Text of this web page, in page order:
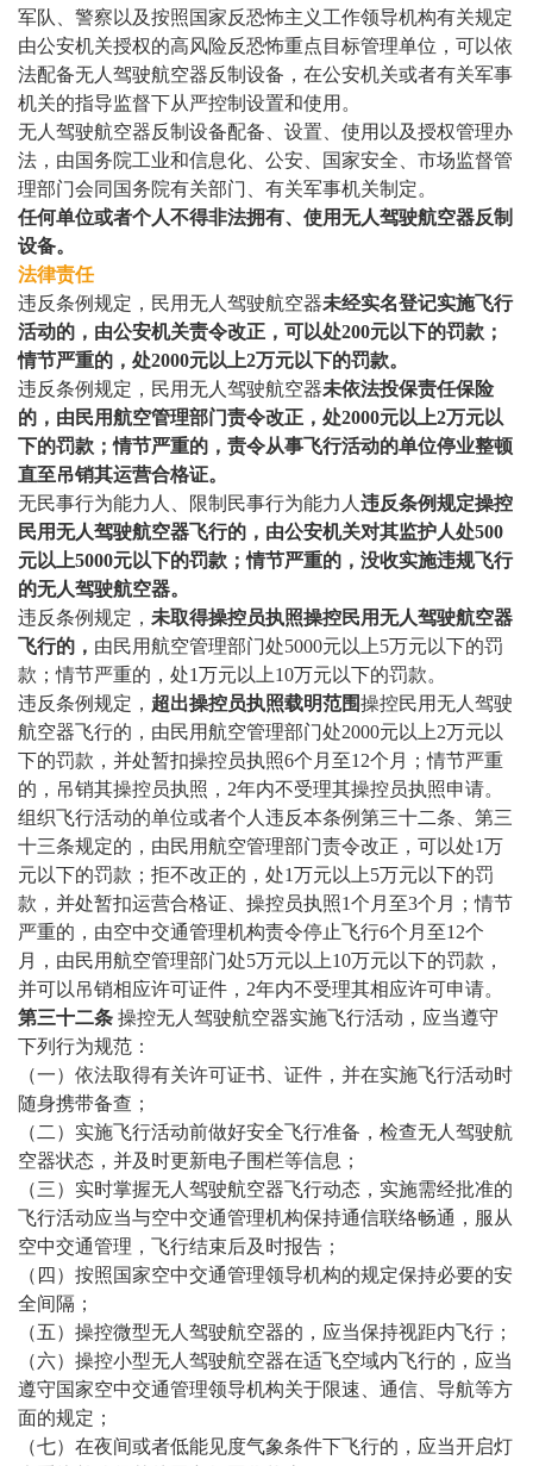
军队、警察以及按照国家反恐怖主义工作领导机构有关规定
由公安机关授权的高风险反恐怖重点目标管理单位，可以依
法配备无人驾驶航空器反制设备，在公安机关或者有关军事
机关的指导监督下从严控制设置和使用。
无人驾驶航空器反制设备配备、设置、使用以及授权管理办
法，由国务院工业和信息化、公安、国家安全、市场监督管
理部门会同国务院有关部门、有关军事机关制定。
任何单位或者个人不得非法拥有、使用无人驾驶航空器反制
设备。
法律责任
违反条例规定，民用无人驾驶航空器未经实名登记实施飞行
活动的，由公安机关责令改正，可以处200元以下的罚款；
情节严重的，处2000元以上2万元以下的罚款。
违反条例规定，民用无人驾驶航空器未依法投保责任保险
的，由民用航空管理部门责令改正，处2000元以上2万元以
下的罚款；情节严重的，责令从事飞行活动的单位停业整顿
直至吊销其运营合格证。
无民事行为能力人、限制民事行为能力人 违反条例规定操控
民用无人驾驶航空器飞行的，由公安机关对其监护人处500
元以上5000元以下的罚款；情节严重的，没收实施违规飞行
的无人驾驶航空器。
违反条例规定， 未取得操控员执照操控民用无人驾驶航空器
飞行的， 由民用航空管理部门处5000元以上5万元以下的罚
款；情节严重的，处1万元以上10万元以下的罚款。
违反条例规定， 超出操控员执照载明范围操控民用无人驾驶
航空器飞行的，由民用航空管理部门处2000元以上2万元以
下的罚款，并处暂扣操控员执照6个月至12个月；情节严重
的，吊销其操控员执照，2年内不受理其操控员执照申请。
组织飞行活动的单位或者个人违反本条例第三十二条、第三
十三条规定的，由民用航空管理部门责令改正，可以处1万
元以下的罚款；拒不改正的，处1万元以上5万元以下的罚
款，并处暂扣运营合格证、操控员执照1个月至3个月；情节
严重的，由空中交通管理机构责令停止飞行6个月至12个
月，由民用航空管理部门处5万元以上10万元以下的罚款，
并可以吊销相应许可证件，2年内不受理其相应许可申请。
第三十二条 操控无人驾驶航空器实施飞行活动，应当遵守
下列行为规范：
（一）依法取得有关许可证书、证件，并在实施飞行活动时
随身携带备查；
（二）实施飞行活动前做好安全飞行准备，检查无人驾驶航
空器状态，并及时更新电子围栏等信息；
（三）实时掌握无人驾驶航空器飞行动态，实施需经批准的
飞行活动应当与空中交通管理机构保持通信联络畅通，服从
空中交通管理，飞行结束后及时报告；
（四）按照国家空中交通管理领导机构的规定保持必要的安
全间隔；
（五）操控微型无人驾驶航空器的，应当保持视距内飞行；
（六）操控小型无人驾驶航空器在适飞空域内飞行的，应当
遵守国家空中交通管理领导机构关于限速、通信、导航等方
面的规定；
（七）在夜间或者低能见度气象条件下飞行的，应当开启灯